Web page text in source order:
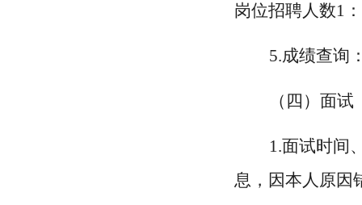
岗位招聘人数1
5.成绩查询
（四）面试
1.面试时间
息，因本人原因